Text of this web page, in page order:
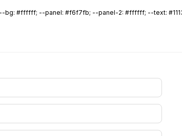
--bg: #ffffff; --panel: #f6f7fb; --panel-2: #ffffff; --text: